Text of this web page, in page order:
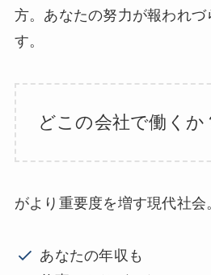
方。あなたの努力が報われづ
す。
どこの会社で働くか
がより重要度を増す現代社会
あなたの年収も